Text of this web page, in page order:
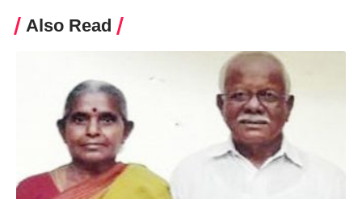
Also Read